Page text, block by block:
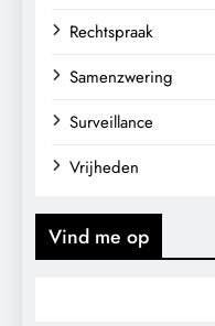
Rechtspraak
Samenzwering
Surveillance
Vrijheden
Vind me op